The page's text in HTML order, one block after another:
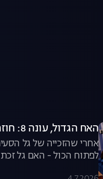
האח הגדול, עונה 8: חוזרים הביתה
אחרי שהזכייה של גל
לפתוח הכול - האם גל